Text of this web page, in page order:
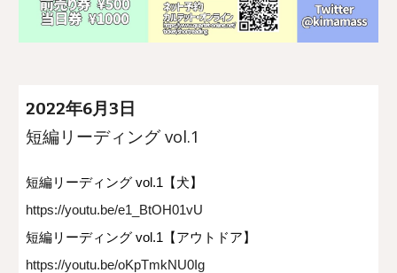
2022年6月3日
短編リーディング vol.1
短編リーディング vol.1【犬】
https://youtu.be/e1_BtOH01vU
短編リーディング vol.1【アウトドア】
https://youtu.be/oKpTmkNU0Ig